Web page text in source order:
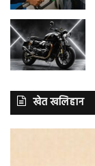
खेत खलिहान